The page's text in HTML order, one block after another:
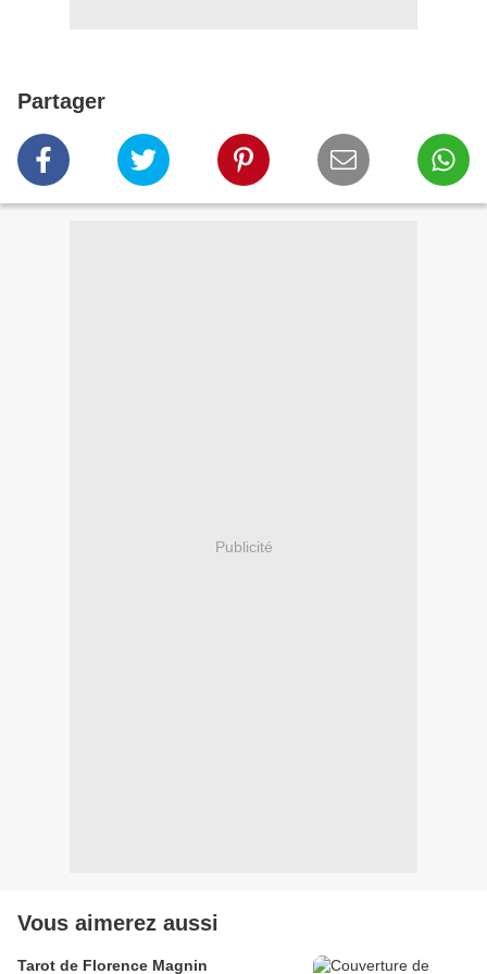
Partager
Publicité
Vous aimerez aussi
Tarot de Florence Magnin